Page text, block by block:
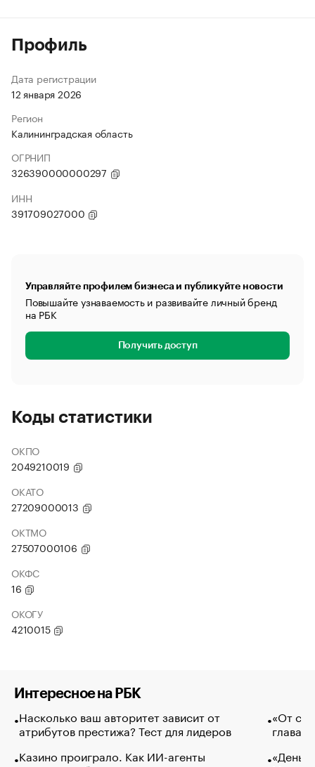
Профиль
Дата регистрации
12 января 2026
Регион
Калининградская область
ОГРНИП
326390000000297
ИНН
391709027000
Управляйте профилем бизнеса и публикуйте новости
Повышайте узнаваемость и развивайте личный бренд
на РБК
Получить доступ
Коды статистики
ОКПО
2049210019
ОКАТО
27209000013
ОКТМО
27507000106
ОКФС
16
ОКОГУ
4210015
Интересное на РБК
Насколько ваш авторитет зависит от
атрибутов престижа? Тест для лидеров
Казино проиграло. Как ИИ-агенты
«От
глава